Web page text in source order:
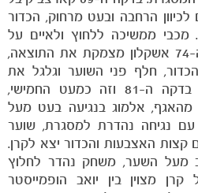
הרחבה ובעט מרחוק, הכדור
ממשיכה ללחוץ ולאיים על
השער של אשקלון. בדקה ה-74 אשקלון מצמקת את התוצאה,
חלף פני השוער וגלגל את
הכדור פנימה. 1:4 למכבי. בדקה ה-81 וזה כמעט החמישי,
מהאגף, אלמוג בנגיעה בעט מעל
ה-84 אגדה עם נגיחה נהדרת למסגרת, שוער
קצות האצבעות והכדור יצא לקרן.
מעל השער, משחק נהדר לחלוץ
ה-89 תרגיל קרן מצוין בין יואב הופמייסטר